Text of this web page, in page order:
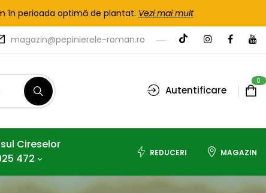
în perioada optimă de plantat. Vezi mai mult
magazin@pepinierele-roman.ro
Autentificare
0
Cireselor
472
REDUCERI MAGAZIN